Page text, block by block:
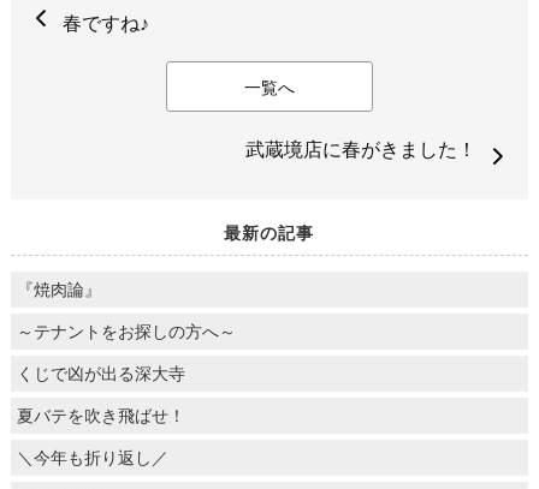
春ですね♪
一覧へ
武蔵境店に春がきました！
最新の記事
『焼肉論』
～テナントをお探しの方へ～
くじで凶が出る深大寺
夏バテを吹き飛ばせ！
＼今年も折り返し／